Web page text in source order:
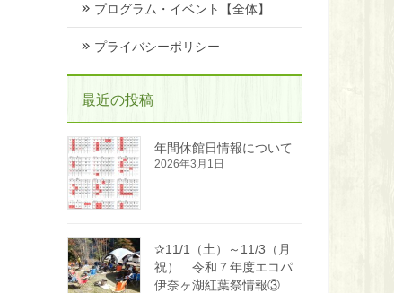
プログラム・イベント【全体】
プライバシーポリシー
最近の投稿
年間休館日情報について
2026年3月1日
✰11/1（土）～11/3（月
祝） 令和７年度エコパ
伊奈ヶ湖紅葉祭情報③